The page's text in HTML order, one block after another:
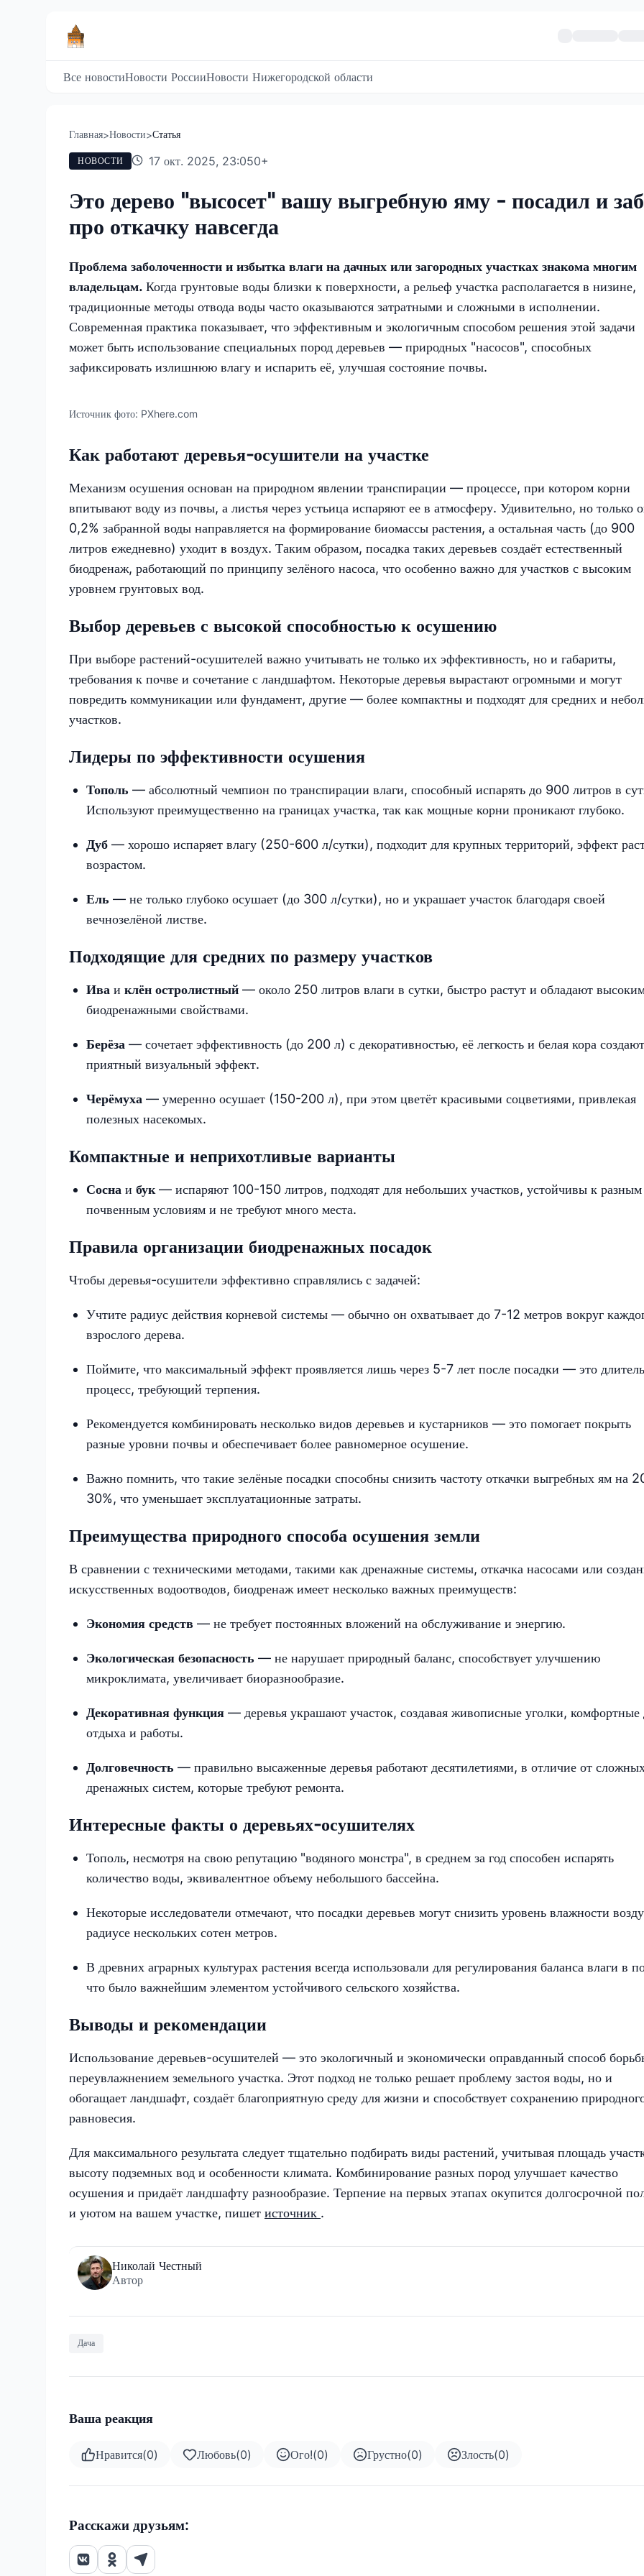
Все новостиНовости РоссииНовости Нижегородской области
Главная>Новости>Статья
НОВОСТИ 17 окт. 2025, 23:050+
Это дерево "высосет" вашу выгребную яму - посадил и
про откачку навсегда
Проблема заболоченности и избытка влаги на дачных или загородных участках знакома многим
владельцам. Когда грунтовые воды близки к поверхности, а рельеф участка располагается в низине,
традиционные методы отвода воды часто оказываются затратными и сложными в исполнении.
Современная практика показывает, что эффективным и экологичным способом решения этой задачи
может быть использование специальных пород деревьев — природных "насосов", способных
зафиксировать излишнюю влагу и испарить её, улучшая состояние почвы.
Источник фото: PXhere.com
Как работают деревья-осушители на участке
Механизм осушения основан на природном явлении транспирации — процессе, при котором корни
впитывают воду из почвы, а листья через устьица испаряют ее в атмосферу. Удивительно, но только
0,2% забранной воды направляется на формирование биомассы растения, а остальная часть (до 900
литров ежедневно) уходит в воздух. Таким образом, посадка таких деревьев создаёт естественный
биодренаж, работающий по принципу зелёного насоса, что особенно важно для участков с высоким
уровнем грунтовых вод.
Выбор деревьев с высокой способностью к осушению
При выборе растений-осушителей важно учитывать не только их эффективность, но и габариты,
требования к почве и сочетание с ландшафтом. Некоторые деревья вырастают огромными и могут
повредить коммуникации или фундамент, другие — более компактны и подходят для средних и
участков.
Лидеры по эффективности осушения
Тополь — абсолютный чемпион по транспирации влаги, способный испарять до 900 литров в
Используют преимущественно на границах участка, так как мощные корни проникают глубоко.
Дуб — хорошо испаряет влагу (250-600 л/сутки), подходит для крупных территорий, эффект
возрастом.
Ель — не только глубоко осушает (до 300 л/сутки), но и украшает участок благодаря своей
вечнозелёной листве.
Подходящие для средних по размеру участков
Ива и клён остролистный — около 250 литров влаги в сутки, быстро растут и обладают
биодренажными свойствами.
Берёза — сочетает эффективность (до 200 л) с декоративностью, её легкость и белая кора создают
приятный визуальный эффект.
Черёмуха — умеренно осушает (150-200 л), при этом цветёт красивыми соцветиями, привлекая
полезных насекомых.
Компактные и неприхотливые варианты
Сосна и бук — испаряют 100-150 литров, подходят для небольших участков, устойчивы к разным
почвенным условиям и не требуют много места.
Правила организации биодренажных посадок
Чтобы деревья-осушители эффективно справлялись с задачей:
Учтите радиус действия корневой системы — обычно он охватывает до 7-12 метров вокруг
взрослого дерева.
Поймите, что максимальный эффект проявляется лишь через 5-7 лет после посадки — это
процесс, требующий терпения.
Рекомендуется комбинировать несколько видов деревьев и кустарников — это помогает покрыть
разные уровни почвы и обеспечивает более равномерное осушение.
Важно помнить, что такие зелёные посадки способны снизить частоту откачки выгребных ям на
30%, что уменьшает эксплуатационные затраты.
Преимущества природного способа осушения земли
В сравнении с техническими методами, такими как дренажные системы, откачка насосами или
искусственных водоотводов, биодренаж имеет несколько важных преимуществ:
Экономия средств — не требует постоянных вложений на обслуживание и энергию.
Экологическая безопасность — не нарушает природный баланс, способствует улучшению
микроклимата, увеличивает биоразнообразие.
Декоративная функция — деревья украшают участок, создавая живописные уголки, комфортные
отдыха и работы.
Долговечность — правильно высаженные деревья работают десятилетиями, в отличие от
дренажных систем, которые требуют ремонта.
Интересные факты о деревьях-осушителях
Тополь, несмотря на свою репутацию "водяного монстра", в среднем за год способен испарять
количество воды, эквивалентное объему небольшого бассейна.
Некоторые исследователи отмечают, что посадки деревьев могут снизить уровень влажности
радиусе нескольких сотен метров.
В древних аграрных культурах растения всегда использовали для регулирования баланса влаги в
что было важнейшим элементом устойчивого сельского хозяйства.
Выводы и рекомендации
Использование деревьев-осушителей — это экологичный и экономически оправданный способ
переувлажнением земельного участка. Этот подход не только решает проблему застоя воды, но и
обогащает ландшафт, создаёт благоприятную среду для жизни и способствует сохранению
равновесия.
Для максимального результата следует тщательно подбирать виды растений, учитывая площадь
высоту подземных вод и особенности климата. Комбинирование разных пород улучшает качество
осушения и придаёт ландшафту разнообразие. Терпение на первых этапах окупится долгосрочной
и уютом на вашем участке, пишет источник .
Николай Честный
Автор
Дача
Ваша реакция
Нравится(0) Любовь(0) Ого!(0) Грустно(0) Злость(0)
Расскажи друзьям: